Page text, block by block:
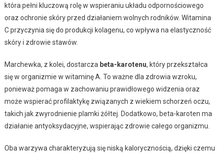
która pełni kluczową rolę w wspieraniu układu odpornościowego
oraz ochronie skóry przed działaniem wolnych rodników. Witamina
C przyczynia się do produkcji kolagenu, co wpływa na elastyczność
skóry i zdrowie stawów.
Marchewka, z kolei, dostarcza beta-karotenu, który przekształca
się w organizmie w witaminę A. To ważne dla zdrowia wzroku,
ponieważ pomaga w zachowaniu prawidłowego widzenia oraz
może wspierać profilaktykę związanych z wiekiem schorzeń oczu,
takich jak zwyrodnienie plamki żółtej. Dodatkowo, beta-karoten ma
działanie antyoksydacyjne, wspierając zdrowie całego organizmu.
Oba warzywa charakteryzują się niską kalorycznością, dzięki czemu